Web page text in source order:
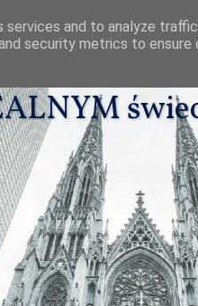
and to analyze
security metrics to